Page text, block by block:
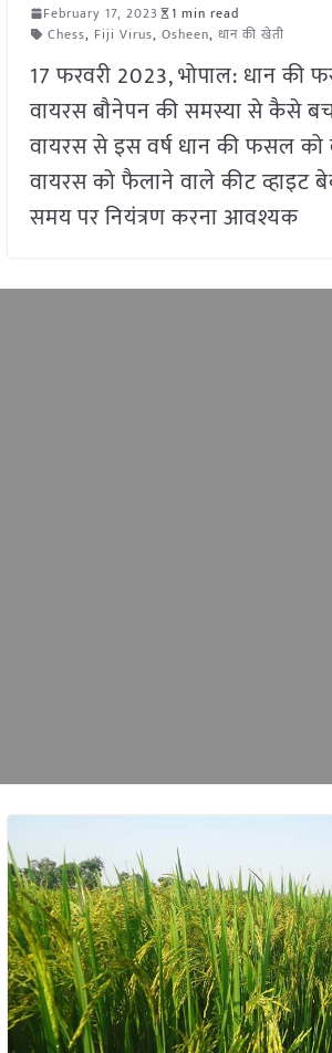
February 17, 2023
1 min read
Chess, Fiji Virus, Osheen, धान की खेती
17 फरवरी 2023, भोपाल: धान की
वायरस बौनेपन की समस्या से कैसे
वायरस से इस वर्ष धान की फसल
वायरस को फैलाने वाले कीट व्हाइट
समय पर नियंत्रण करना आवश्यक